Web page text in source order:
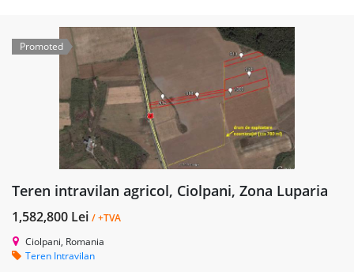
Promoted
Teren intravilan agricol, Ciolpani, Zona Luparia
1,582,800 Lei / +TVA
Ciolpani, Romania
Teren Intravilan